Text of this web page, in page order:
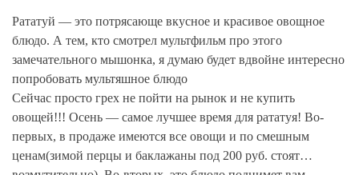
Рататуй — это потрясающе вкусное и красивое овощное
блюдо. А тем, кто смотрел мультфильм про этого
замечательного мышонка, я думаю будет вдвойне интересно
попробовать мультяшное блюдо
Сейчас просто грех не пойти на рынок и не купить
овощей!!! Осень — самое лучшее время для рататуя! Во-
первых, в продаже имеются все овощи и по смешным
ценам(зимой перцы и баклажаны под 200 руб. стоят…